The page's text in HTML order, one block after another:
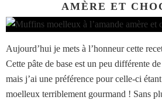
AMÈRE ET
Aujourd’hui je mets à l’honneur cette
Cette pâte de base est un peu différente
mais j’ai une préférence pour celle-ci
moelleux terriblement gourmand ! Sans